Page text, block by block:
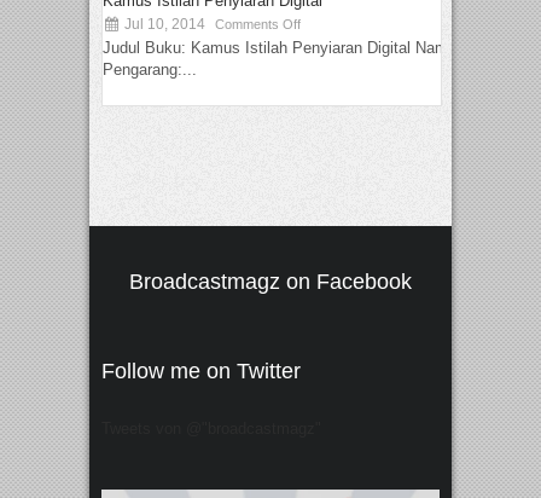
Jul 10, 2014 Comments Off
Judul Buku: Kamus Istilah Penyiaran Digital Nama
Pengarang:...
Broadcastmagz on Facebook
Follow me on Twitter